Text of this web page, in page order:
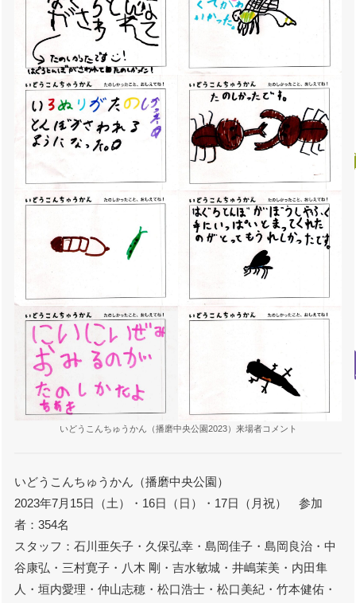
いどうこんちゅうかん（播磨中央公園2023）来場者コメント
いどうこんちゅうかん（播磨中央公園）
2023年7月15日（土）・16日（日）・17日（月祝） 参加
者：354名
スタッフ：石川亜矢子・久保弘幸・島岡佳子・島岡良治・中
谷康弘・三村寛子・八木 剛・吉水敏城・井嶋茉美・内田隼
人・垣内愛理・仲山志穂・松口浩士・松口美紀・竹本健佑・